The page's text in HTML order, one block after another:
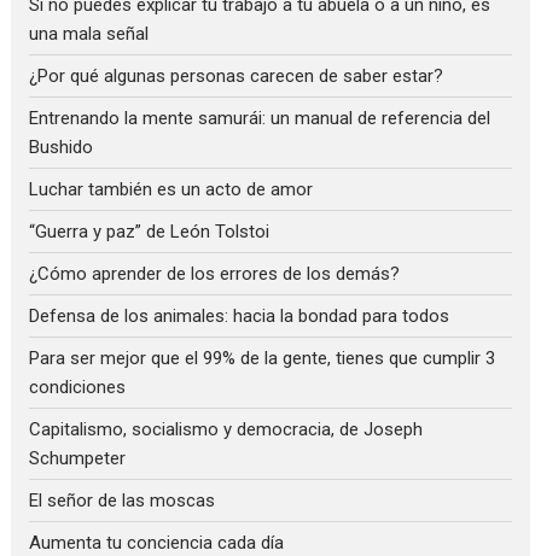
Si no puedes explicar tu trabajo a tu abuela o a un niño, es
una mala señal
¿Por qué algunas personas carecen de saber estar?
Entrenando la mente samurái: un manual de referencia del
Bushido
Luchar también es un acto de amor
“Guerra y paz” de León Tolstoi
¿Cómo aprender de los errores de los demás?
Defensa de los animales: hacia la bondad para todos
Para ser mejor que el 99% de la gente, tienes que cumplir 3
condiciones
Capitalismo, socialismo y democracia, de Joseph
Schumpeter
El señor de las moscas
Aumenta tu conciencia cada día